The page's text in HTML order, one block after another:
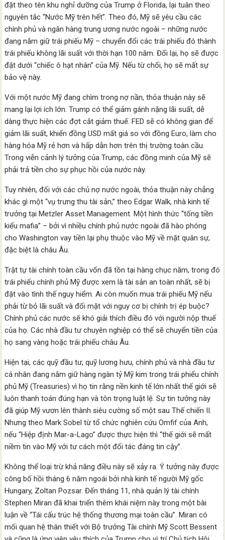
đặt theo tên khu nghỉ dưỡng của Trump ở Florida, lại tuân theo
nguyên tắc “Nước Mỹ trên hết”. Theo đó, Mỹ sẽ yêu cầu các
chính phủ và ngân hàng trung ương nước ngoài – những nước
đang nắm giữ trái phiếu Mỹ – chuyển đổi các trái phiếu đó thành
trái phiếu không lãi suất với thời hạn 100 năm. Đổi lại, họ sẽ được
đặt dưới “chiếc ô hạt nhân” của Mỹ. Nếu từ chối, họ sẽ mất sự
bảo vệ này.
Với một nước Mỹ đang chìm trong nợ nần, thỏa thuận này sẽ
mang lại lợi ích lớn. Trump có thể giảm gánh nặng lãi suất, dễ
dàng thực hiện các đợt cắt giảm thuế. FED sẽ có không gian để
giảm lãi suất, khiến đồng USD mất giá so với đồng Euro, làm cho
hàng hóa Mỹ rẻ hơn và hấp dẫn hơn trên thị trường toàn cầu.
Trong viễn cảnh lý tưởng của Trump, các đồng minh của Mỹ sẽ
phải trả tiền cho sự phục hồi của nước này.
Tuy nhiên, đối với các chủ nợ nước ngoài, thỏa thuận này chẳng
khác gì một “vụ trưng thu tài sản,” theo Edgar Walk, nhà kinh tế
trưởng tại Metzler Asset Management. Một hình thức “tống tiền
kiểu mafia” – bởi vì nhiều chính phủ nước ngoài đã hào phóng
cho Washington vay tiền lại phụ thuộc vào Mỹ về mặt quân sự,
đặc biệt là châu Âu.
Trật tự tài chính toàn cầu vốn đã tồn tại hàng chục năm, trong đó
trái phiếu chính phủ Mỹ được xem là tài sản an toàn nhất, sẽ bị
đặt vào tình thế nguy hiểm. Ai còn muốn mua trái phiếu Mỹ nếu
phải từ bỏ lãi suất và đối mặt với nguy cơ bị chính trị ép buộc?
Chính phủ các nước sẽ khó giải thích điều đó với người nộp thuế
của họ. Các nhà đầu tư chuyên nghiệp có thể sẽ chuyển tiền của
họ sang vàng hoặc trái phiếu châu Âu.
Hiện tại, các quỹ đầu tư, quỹ lương hưu, chính phủ và nhà đầu tư
cá nhân đang nắm giữ hàng ngàn tỷ Mỹ kim trong trái phiếu chính
phủ Mỹ (Treasuries) vì họ tin rằng nền kinh tế lớn nhất thế giới sẽ
luôn thanh toán đúng hạn và tôn trọng luật lệ. Sự tin tưởng này
đã giúp Mỹ vươn lên thành siêu cường số một sau Thế chiến II.
Nhưng theo Mark Sobel từ tổ chức nghiên cứu Omfif của Anh,
nếu “Hiệp định Mar-a-Lago” được thực hiện thì “thế giới sẽ mất
niềm tin vào Mỹ với tư cách một đối tác đáng tin cậy”.
Không thể loại trừ khả năng điều này sẽ xảy ra. Ý tưởng này được
công bố hồi tháng 6 năm ngoái bởi nhà kinh tế người Mỹ gốc
Hungary, Zoltan Pozsar. Đến tháng 11, nhà quản lý tài chính
Stephen Miran đã khai triển thêm khái niệm này trong một bài
luận về “Tái cấu trúc hệ thống thương mại toàn cầu”. Miran có
mối quan hệ thân thiết với Bộ trưởng Tài chính Mỹ Scott Bessent